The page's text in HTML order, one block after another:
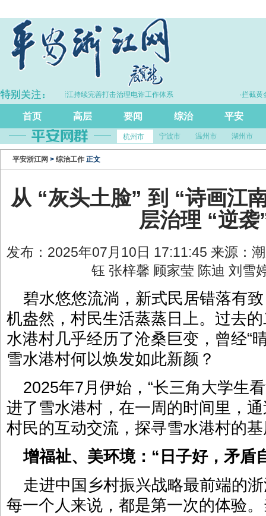
·浙江持续完善打击治理电诈工作体系 ·拦截黄金30余千克、
首页 高层 要闻 综治 平安
杭州市 宁波市 温州市 湖州市
平安浙江网 > 综治工作 正文
从 “灰头土脸” 到 “诗画江
层治理 “逆袭
发布：2025年07月10日 17:11:45 来源：
钰 张梓馨 顾家莹 陈迪 刘
碧水悠悠流淌，新式民居错落有
机盎然，村民生活蒸蒸日上。过去
水港村几乎经历了沧桑巨变，曾经“
雪水港村何以焕发如此新颜？
2025年7月伊始，“长三角大学生
进了雪水港村，在一周的时间里，
村民的互动交流，探寻雪水港村的
增福祉、美环境：“日子好，矛盾
走进中国乡村振兴战略最前端的
每一个人来说，都是第一次的体验